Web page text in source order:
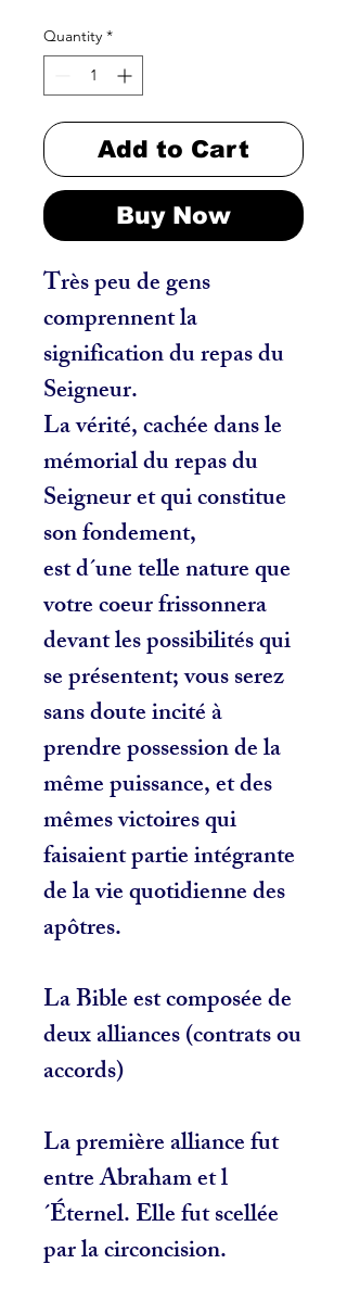
Quantity *
Add to Cart
Buy Now
Trèspeu de gens
comprennent la
signification du repas du
Seigneur.
La vérité, cachée dans le
mémorial du repas du
Seigneur et qui constitue
son fondement,
est d´une telle nature que
votre coeur frissonnera
devant les possibilités qui
se présentent; vous serez
sans doute incité à
prendre possession de la
même puissance, et des
mêmes victoires qui
faisaient partie intégrante
de la vie quotidienne des
apôtres.
La Bible est composée de
deux alliances (contrats ou
accords)
La première alliance fut
entre Abraham et l
´Éternel. Elle fut scellée
par la circoncision.